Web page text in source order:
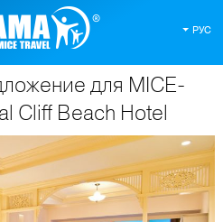
РУС
для MICE-
Cliff Beach Hotel